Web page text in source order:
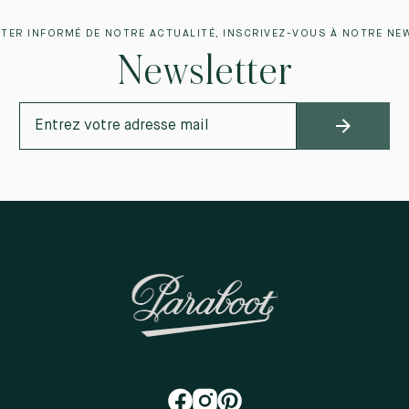
INFORMÉ DE NOTRE ACTUALITÉ, INSCRIVEZ-VOUS À NOTRE
Newsletter